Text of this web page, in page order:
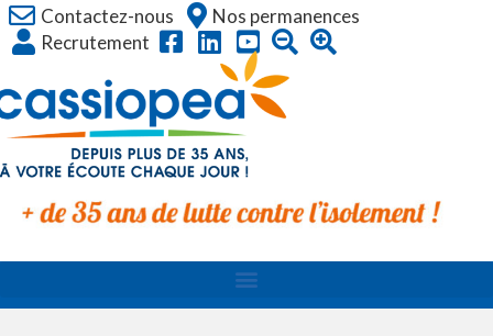
Contactez-nous
Nos permanences
Recrutement